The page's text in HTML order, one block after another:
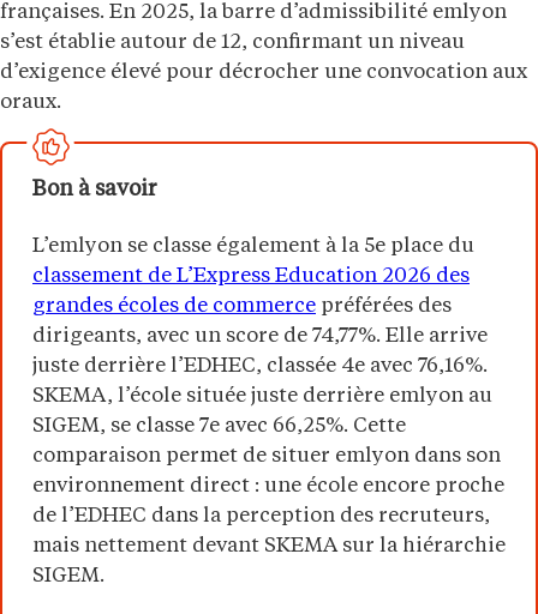
françaises. En 2025, la barre d’admissibilité emlyon
s’est établie autour de 12, confirmant un niveau
d’exigence élevé pour décrocher une convocation aux
oraux.
Bon à savoir
L’emlyon se classe également à la 5e place du
classement de L’Express Education 2026 des
grandes écoles de commerce préférées des
dirigeants, avec un score de 74,77%. Elle arrive
juste derrière l’EDHEC, classée 4e avec 76,16%.
SKEMA, l’école située juste derrière emlyon au
SIGEM, se classe 7e avec 66,25%. Cette
comparaison permet de situer emlyon dans son
environnement direct : une école encore proche
de l’EDHEC dans la perception des recruteurs,
mais nettement devant SKEMA sur la hiérarchie
SIGEM.